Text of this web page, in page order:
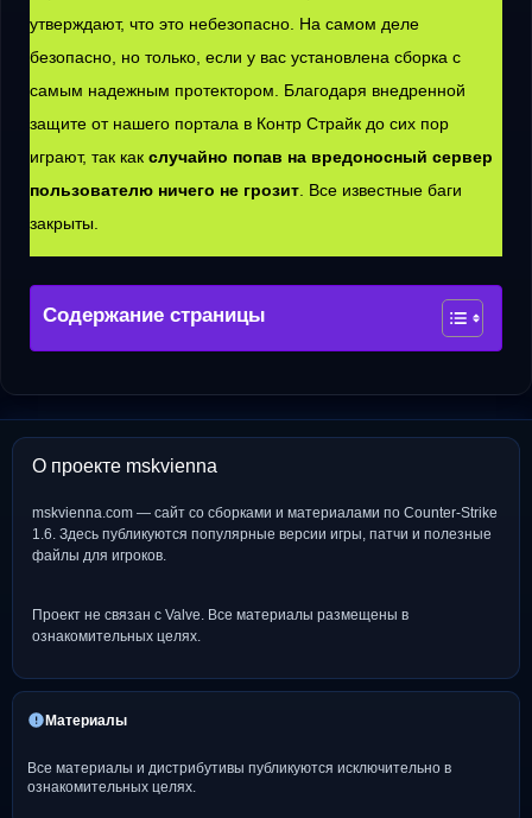
утверждают, что это небезопасно. На самом деле
безопасно, но только, если у вас установлена сборка с
самым надежным протектором. Благодаря внедренной
защите от нашего портала в Контр Страйк до сих пор
играют, так как случайно попав на вредоносный сервер
пользователю ничего не грозит . Все известные баги
закрыты.
Содержание страницы
О проекте mskvienna
mskvienna.com — сайт со сборками и материалами по Counter-Strike
1.6. Здесь публикуются популярные версии игры, патчи и полезные
файлы для игроков.
Проект не связан с Valve. Все материалы размещены в
ознакомительных целях.
Материалы
Все материалы и дистрибутивы публикуются исключительно в
ознакомительных целях.